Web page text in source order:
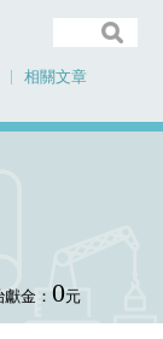
相關文章
金： 0元